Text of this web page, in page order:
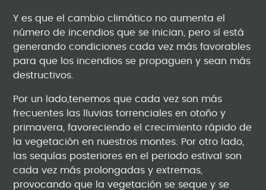
Y es que el cambio climático no aumenta el
número de incendios que se inician, pero sí está
generando condiciones cada vez más favorables
para que los incendios se propaguen y sean más
destructivos.
Por un lado,tenemos que cada vez son más
frecuentes las lluvias torrenciales en otoño y
primavera, favoreciendo el crecimiento rápido de
la vegetación en nuestros montes. Por otro lado,
las sequías posteriores en el periodo estival son
cada vez más prolongadas y extremas,
provocando que la vegetación se seque y se